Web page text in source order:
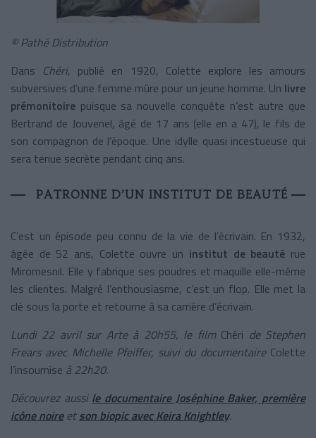
© Pathé Distribution
Dans Chéri, publié en 1920, Colette explore les amours
subversives d’une femme mûre pour un jeune homme. Un livre
prémonitoire puisque sa nouvelle conquête n’est autre que
Bertrand de Jouvenel, âgé de 17 ans (elle en a 47), le fils de
son compagnon de l’époque. Une idylle quasi incestueuse qui
sera tenue secrète pendant cinq ans.
PATRONNE D’UN INSTITUT DE BEAUTÉ
C’est un épisode peu connu de la vie de l’écrivain. En 1932,
âgée de 52 ans, Colette ouvre un institut de beauté rue
Miromesnil. Elle y fabrique ses poudres et maquille elle-même
les clientes. Malgré l’enthousiasme, c’est un flop. Elle met la
clé sous la porte et retourne à sa carrière d’écrivain.
Lundi 22 avril sur Arte à 20h55, le film Chéri de Stephen
Frears avec Michelle Pfeiffer, suivi du documentaire Colette
l’insoumise à 22h20.
Découvrez aussi le documentaire Joséphine Baker, première
icône noireetson biopic avec Keira Knightley.